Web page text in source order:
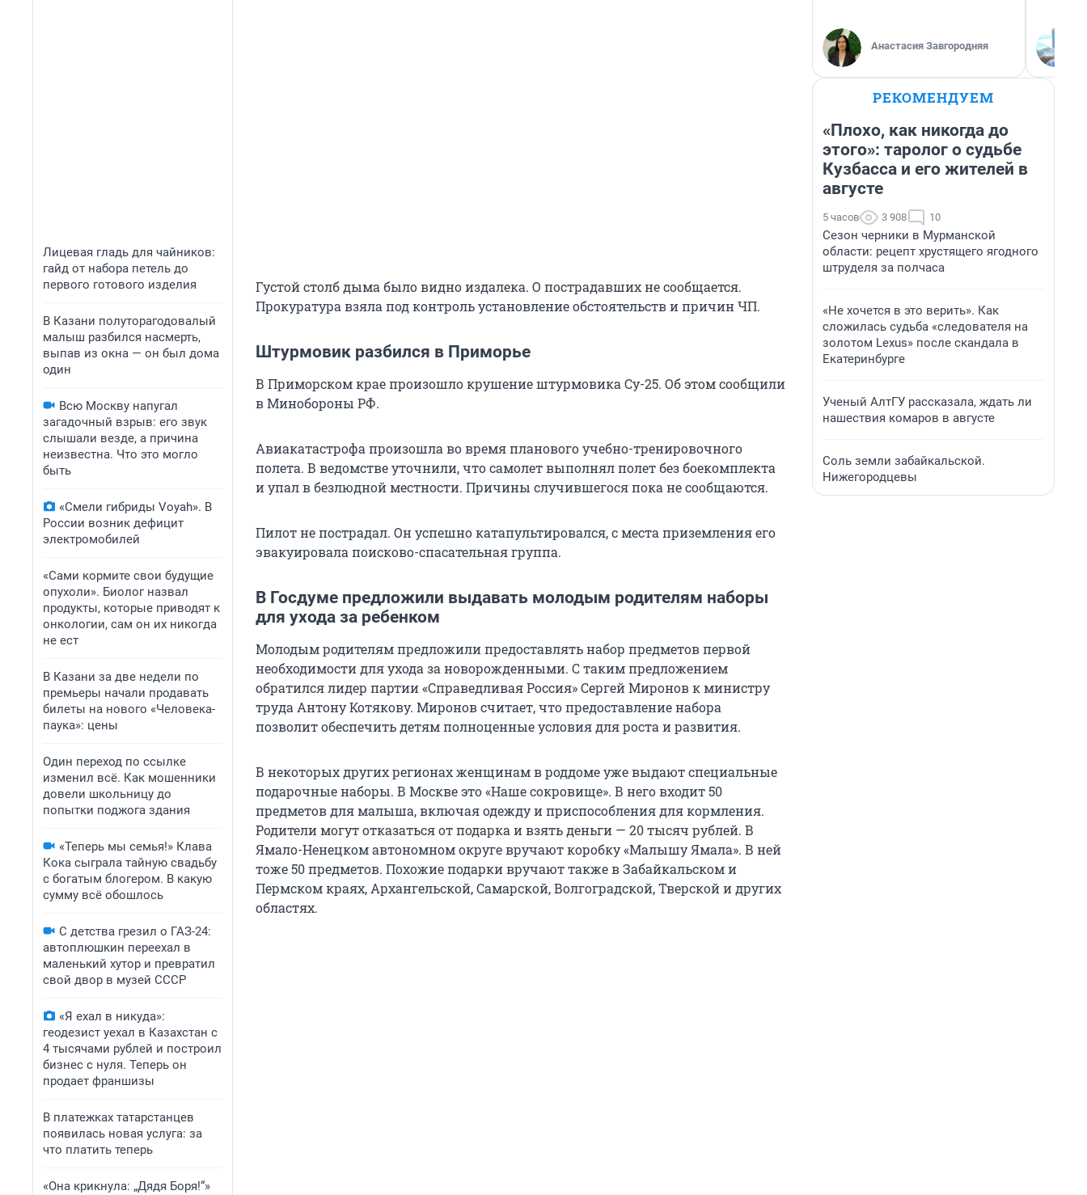
Лицевая гладь для чайников:
гайд от набора петель до
первого готового изделия
В Казани полуторагодовалый
малыш разбился насмерть,
выпав из окна — он был дома
один
Всю Москву напугал
загадочный взрыв: его звук
слышали везде, а причина
неизвестна. Что это могло
быть
«Смели гибриды Voyah». В
России возник дефицит
электромобилей
«Сами кормите свои будущие
опухоли». Биолог назвал
продукты, которые приводят к
онкологии, сам он их никогда
не ест
В Казани за две недели по
премьеры начали продавать
билеты на нового «Человека-
паука»: цены
Один переход по ссылке
изменил всё. Как мошенники
довели школьницу до
попытки поджога здания
«Теперь мы семья!» Клава
Кока сыграла тайную свадьбу
с богатым блогером. В какую
сумму всё обошлось
С детства грезил о ГАЗ-24:
автоплюшкин переехал в
маленький хутор и превратил
свой двор в музей СССР
«Я ехал в никуда»:
геодезист уехал в Казахстан с
4 тысячами рублей и построил
бизнес с нуля. Теперь он
продает франшизы
В платежках татарстанцев
появилась новая услуга: за
что платить теперь
«Она крикнула: „Дядя Боря!“»
Густой столб дыма было видно издалека. О пострадавших не сообщается.
Прокуратура взяла под контроль установление обстоятельств и причин ЧП.
Штурмовик разбился в Приморье
В Приморском крае произошло крушение штурмовика Су-25. Об этом сообщили
в Минобороны РФ.
Авиакатастрофа произошла во время планового учебно-тренировочного
полета. В ведомстве уточнили, что самолет выполнял полет без боекомплекта
и упал в безлюдной местности. Причины случившегося пока не сообщаются.
Пилот не пострадал. Он успешно катапультировался, с места приземления его
эвакуировала поисково-спасательная группа.
В Госдуме предложили выдавать молодым родителям наборы
для ухода за ребенком
Молодым родителям предложили предоставлять набор предметов первой
необходимости для ухода за новорожденными. С таким предложением
обратился лидер партии «Справедливая Россия» Сергей Миронов к министру
труда Антону Котякову. Миронов считает, что предоставление набора
позволит обеспечить детям полноценные условия для роста и развития.
В некоторых других регионах женщинам в роддоме уже выдают специальные
подарочные наборы. В Москве это «Наше сокровище». В него входит 50
предметов для малыша, включая одежду и приспособления для кормления.
Родители могут отказаться от подарка и взять деньги — 20 тысяч рублей. В
Ямало-Ненецком автономном округе вручают коробку «Малышу Ямала». В ней
тоже 50 предметов. Похожие подарки вручают также в Забайкальском и
Пермском краях, Архангельской, Самарской, Волгоградской, Тверской и других
областях.
Анастасия Завгородняя
РЕКОМЕНДУЕМ
«Плохо, как никогда до
этого»: таролог о судьбе
Кузбасса и его жителей в
августе
5 часов 3 908 10
Сезон черники в Мурманской
области: рецепт хрустящего ягодного
штруделя за полчаса
«Не хочется в это верить». Как
сложилась судьба «следователя на
золотом Lexus» после скандала в
Екатеринбурге
Ученый АлтГУ рассказала, ждать ли
нашествия комаров в августе
Соль земли забайкальской.
Нижегородцевы